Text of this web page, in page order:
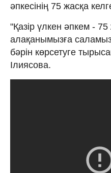
әпкесінің 75 жасқа
"Қазір үлкен әпкем - 75
алақанымызға
бәрін көрсетуге
Ілиясова.